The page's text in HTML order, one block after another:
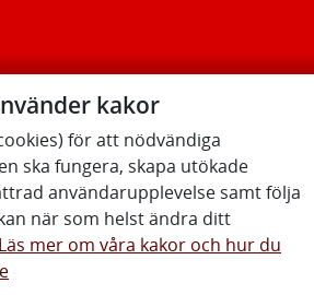
kakor
för att nödvändiga
ska fungera, skapa utökade
användarupplevelse samt följa
när som helst ändra ditt
Läs mer om våra kakor och hur du